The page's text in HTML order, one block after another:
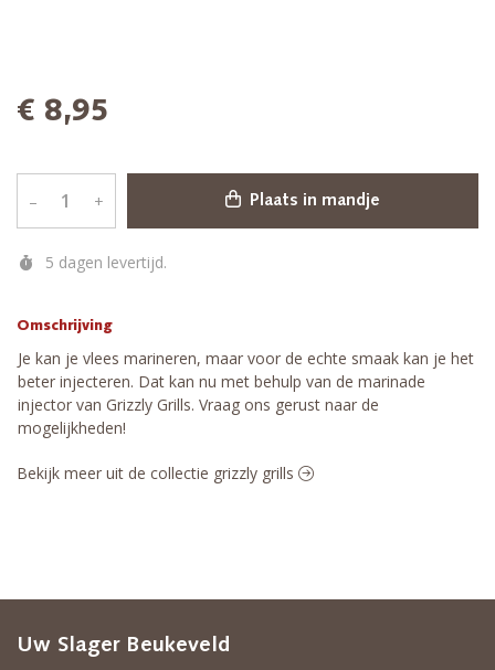
Omschrijving
Je kan je vlees marineren, maar voor de echte smaak kan je het
beter injecteren. Dat kan nu met behulp van de marinade
injector van Grizzly Grills. Vraag ons gerust naar de
mogelijkheden!
€ 8,95
– + Plaats in mandje
5 dagen levertijd.
Bekijk meer uit de collectie grizzly grills
Uw Slager Beukeveld